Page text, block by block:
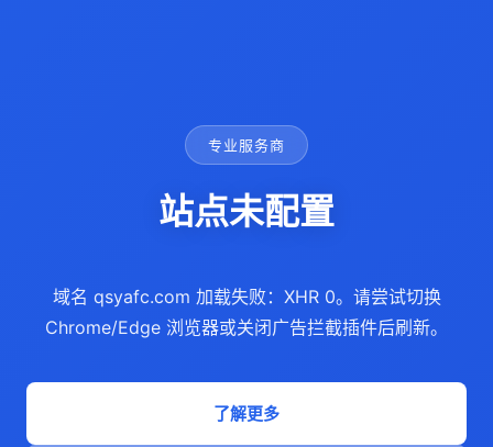
专业服务商
站点未配置
域名 qsyafc.com 加载失败：XHR 0。请尝试切换
Chrome/Edge 浏览器或关闭广告拦截插件后刷新。
了解更多